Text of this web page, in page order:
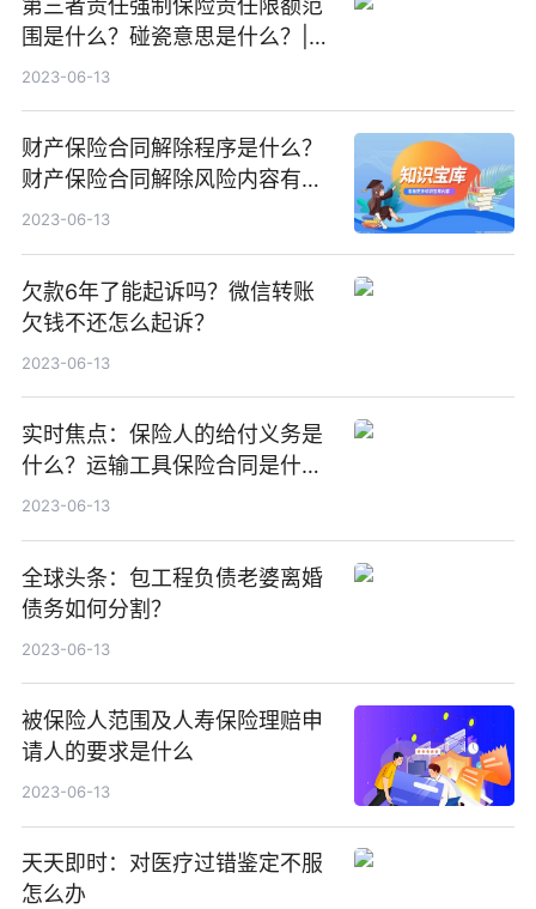
第三者责任强制保险责任限额范
围是什么？碰瓷意思是什么？|世
界快资讯
2023-06-13
财产保险合同解除程序是什么？
财产保险合同解除风险内容有哪
些？-重点聚焦
2023-06-13
欠款6年了能起诉吗？微信转账
欠钱不还怎么起诉？
2023-06-13
实时焦点：保险人的给付义务是
什么？运输工具保险合同是什
么？
2023-06-13
全球头条：包工程负债老婆离婚
债务如何分割？
2023-06-13
被保险人范围及人寿保险理赔申
请人的要求是什么
2023-06-13
天天即时：对医疗过错鉴定不服
怎么办